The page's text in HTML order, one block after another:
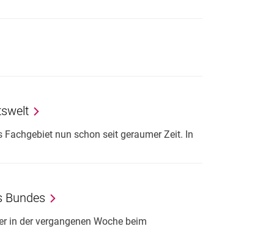
nun schon seit geraumer Zeit. In
Bundes
in der vergangenen Woche beim